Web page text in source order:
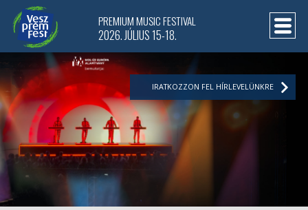
PREMIUM MUSIC FESTIVAL
2026. JÚLIUS 15-18.
IRATKOZZON FEL HÍRLEVELÜNKRE